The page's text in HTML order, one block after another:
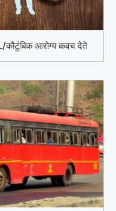
कौटुंबिक आरोग्य कवच देते